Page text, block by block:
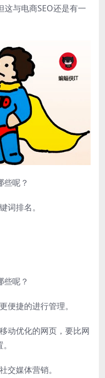
与电商SEO还是有一
些呢？
排名。
些呢？
捷的进行管理。
动优化的网页，要比网
媒体营销。